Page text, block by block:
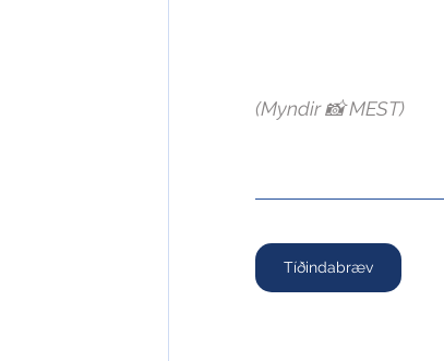
(Myndir 📸 MEST)
Tíðindabræv